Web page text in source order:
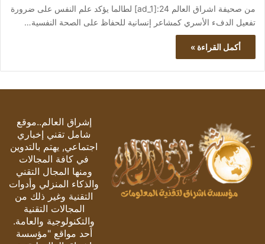
من صحيفة اشراق العالم 24:[ad_1] لطالما يؤكد علم النفس على ضرورة
تفعيل الدفء الأسري كمشاعر إنسانية للحفاظ على الصحة النفسية…
أكمل القراءة »
إشراق العالم..موقع
شامل تقني إخباري
اجتماعي, يهتم بالتدوين
في كافة المجالات
ومنها المجال التقني
والذكاء المنزلي وأدوات
التقنية وغير ذلك من
المجالات التقنية
والتكنولوجية والعامة.
أحد مواقع "مؤسسة